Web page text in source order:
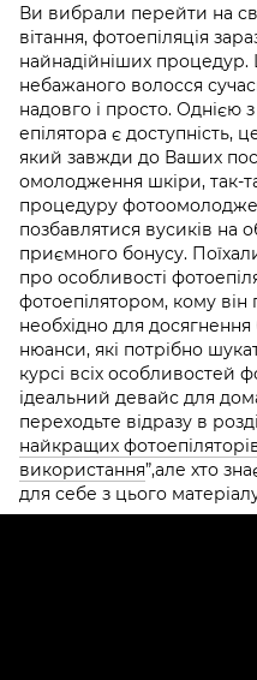
Ви вибрали перейти на
вітання, фотоепіляція
найнадійніших процедур.
небажаного волосся
надовго і просто. Однією
епілятора є доступність,
який завжди до Ваших
омолодження шкіри, так-
процедуру
позбавлятися вусиків на
приємного бонусу.
про особливості
фотоепілятором, кому він
необхідно для досягнення
нюанси, які потрібно
курсі всіх особливостей
ідеальний девайс для
переходьте відразу в
найкращих
використання”,але хто
для себе з цього